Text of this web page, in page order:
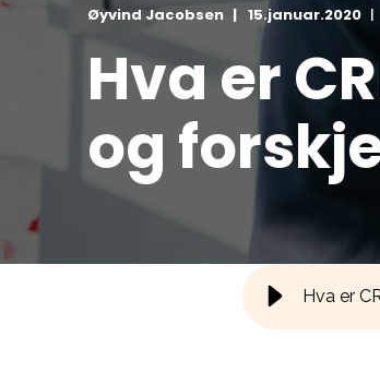
Øyvind Jacobsen 15.januar.2020
Hva er
og
Hva er